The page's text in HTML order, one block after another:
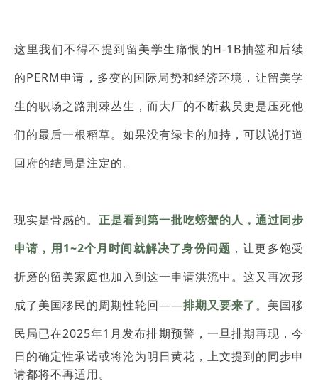
这里我们不得不提到留美学生痛恨的H-1B抽签和后续
的PERM申请，多变的国际局势和经济环境，让留美学
生的职场之路荆棘丛生，而大厂的不断裁员更是压死他
们的最后一根稻草。如果没有绿卡的加持，可以说打道
回府的结局是注定的。
现实是骨感的。 正是看到第一批吃螃蟹的人， 通过同步
申请，用1~2个月时间就解决了身份问题 ，让更多饱受
折磨的留美家庭也加入到这一申请洪流中。这又再次形
成了美国移民的周期性轮回——排期又要来了。美国移
民局已在2025年1月发布排期预警， 一旦排期再现，今
日的确定性承诺或将沦为明日黄花，上文提到的同步申
请都将不再适用。